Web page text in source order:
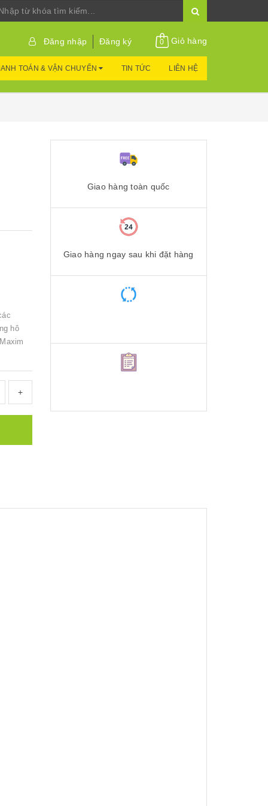
Đăng nhập Đăng ký 0 Giỏ hàng
TOÁN & VẬN CHUYỂN TIN TỨC LIÊN HỆ
hô
+
Giao hàng toàn quốc
Giao hàng ngay sau khi đặt hàng